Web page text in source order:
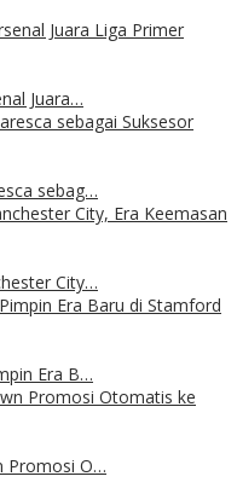
Juara…
sebag…
City…
Era B…
Promosi O…